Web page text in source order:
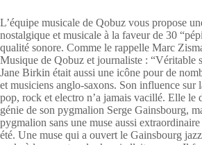
L’équipe musicale de Qobuz vous propose
nostalgique et musicale à la faveur de 30
qualité sonore. Comme le rappelle Marc
Musique de Qobuz et journaliste : “Véritable
Jane Birkin était aussi une icône pour de
et musiciens anglo-saxons. Son influence sur
pop, rock et electro n’a jamais vacillé. Elle le
génie de son pygmalion Serge Gainsbourg,
pygmalion sans une muse aussi extraordinaire
été. Une muse qui a ouvert le Gainsbourg